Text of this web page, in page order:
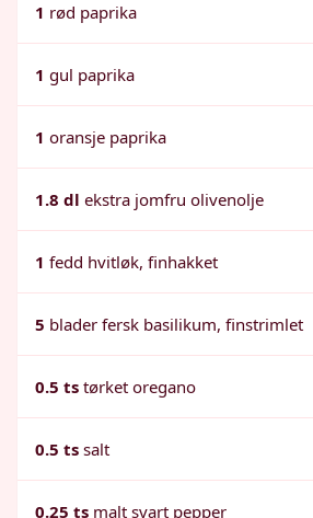
1 rød paprika
1 gul paprika
1 oransje paprika
1.8 dl ekstra jomfru olivenolje
1 fedd hvitløk, finhakket
5 blader fersk basilikum, finstrimlet
0.5 ts tørket oregano
0.5 ts salt
0.25 ts malt svart pepper